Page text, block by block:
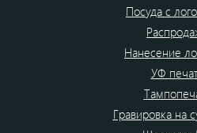
Посуда с
Нанесение
УФ
Гравировка на